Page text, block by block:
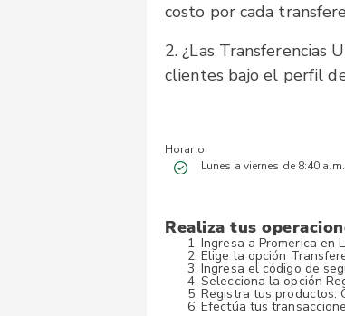
costo por cada
2. ¿Las Transferencias
clientes bajo el perfil
Horario
Lunes a viernes de 8:40
Realiza tus
Ingresa a Promerica en
Elige la opción
Ingresa el código de
Selecciona la opción
Registra tus productos:
Efectúa tus